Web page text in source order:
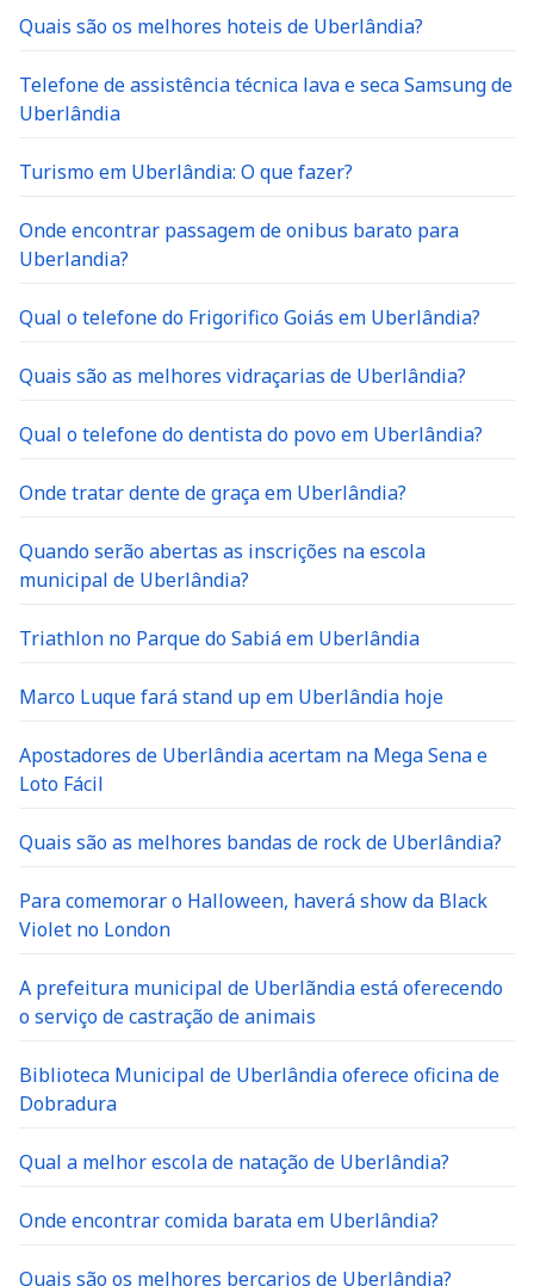
Quais são os melhores hoteis de Uberlândia?
Telefone de assistência técnica lava e seca Samsung de
Uberlândia
Turismo em Uberlândia: O que fazer?
Onde encontrar passagem de onibus barato para
Uberlandia?
Qual o telefone do Frigorifico Goiás em Uberlândia?
Quais são as melhores vidraçarias de Uberlândia?
Qual o telefone do dentista do povo em Uberlândia?
Onde tratar dente de graça em Uberlândia?
Quando serão abertas as inscrições na escola
municipal de Uberlândia?
Triathlon no Parque do Sabiá em Uberlândia
Marco Luque fará stand up em Uberlândia hoje
Apostadores de Uberlândia acertam na Mega Sena e
Loto Fácil
Quais são as melhores bandas de rock de Uberlândia?
Para comemorar o Halloween, haverá show da Black
Violet no London
A prefeitura municipal de Uberlãndia está oferecendo
o serviço de castração de animais
Biblioteca Municipal de Uberlândia oferece oficina de
Dobradura
Qual a melhor escola de natação de Uberlândia?
Onde encontrar comida barata em Uberlândia?
Quais são os melhores berçarios de Uberlândia?